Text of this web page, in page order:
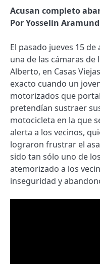
Acusan completo
Por Yosselin
El pasado jueves 15
una de las cámaras de
Alberto, en Casas
exacto cuando un
motorizados que
pretendían sustraer
motocicleta en la que
alerta a los vecinos,
lograron frustrar el
sido tan sólo uno de
atemorizado a los
inseguridad y